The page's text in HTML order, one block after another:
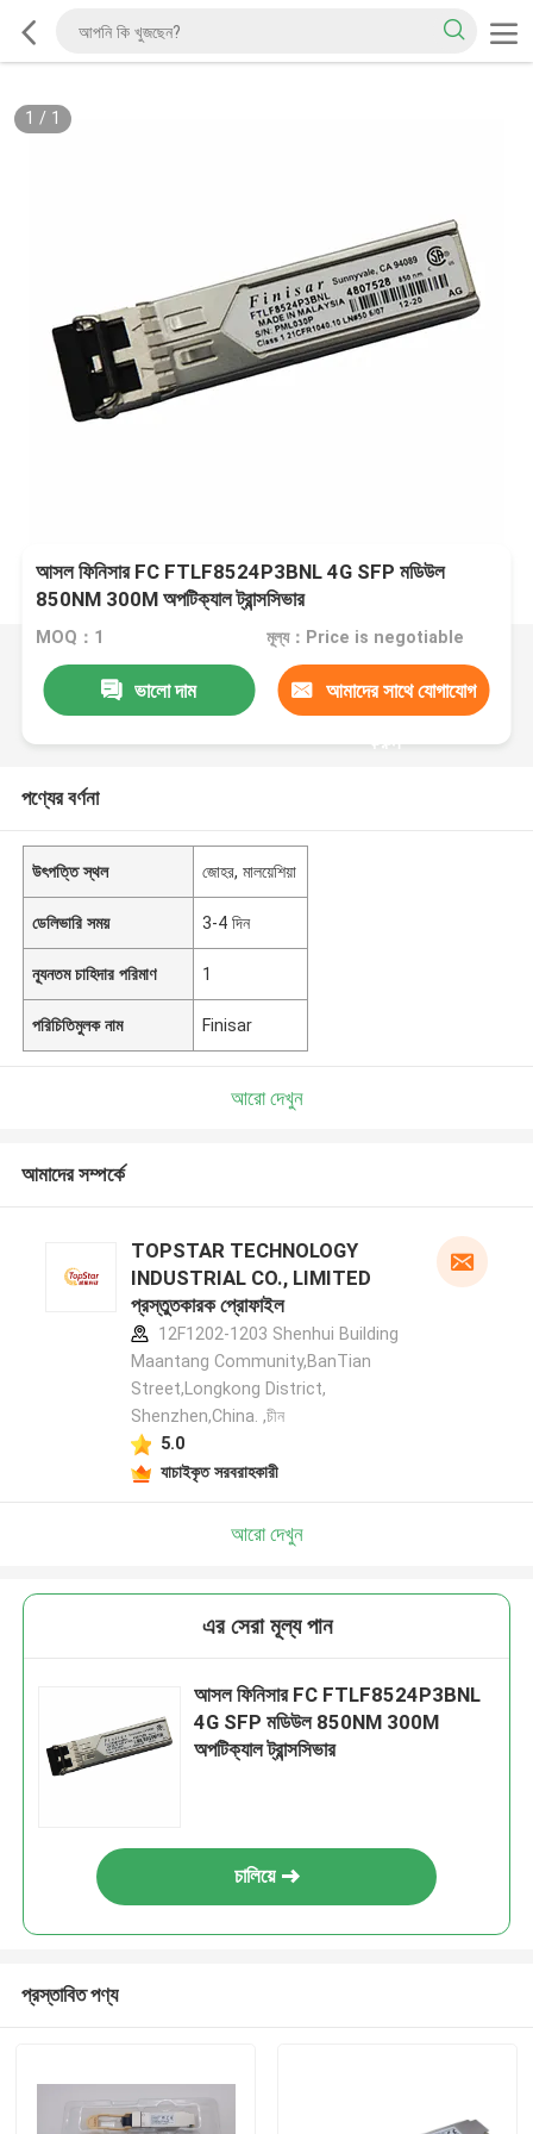
1 / 1
আসল ফিনিসার FC FTLF8524P3BNL 4G SFP মডিউল
850NM 300M অপটিক্যাল ট্রান্সসিভার
MOQ：1 মূল্য：Price is negotiable
ভালো দাম আমাদের সাথে যোগাযোগ
করুন
পণ্যের বর্ণনা
উৎপত্তি স্থল জোহর, মালয়েশিয়া
ডেলিভারি সময় 3-4 দিন
ন্যূনতম চাহিদার পরিমাণ 1
পরিচিতিমুলক নাম Finisar
আরো দেখুন
আমাদের সম্পর্কে
TOPSTAR TECHNOLOGY
INDUSTRIAL CO., LIMITED
প্রস্তুতকারক প্রোফাইল
12F1202-1203 Shenhui Building
Maantang Community,BanTian
Street,Longkong District,
Shenzhen,China. ,চীন
5.0
যাচাইকৃত সরবরাহকারী
আরো দেখুন
এর সেরা মূল্য পান
আসল ফিনিসার FC FTLF8524P3BNL
4G SFP মডিউল 850NM 300M
অপটিক্যাল ট্রান্সসিভার
চালিয়ে
প্রস্তাবিত পণ্য